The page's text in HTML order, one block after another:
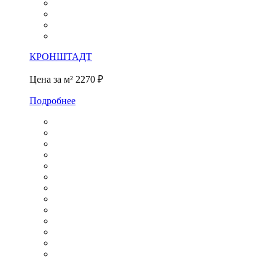
КРОНШТАДТ
Цена за м² 2270 ₽
Подробнее